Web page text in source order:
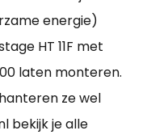
energie)
HT 11F met
laten monteren.
ze wel
bekijk je alle